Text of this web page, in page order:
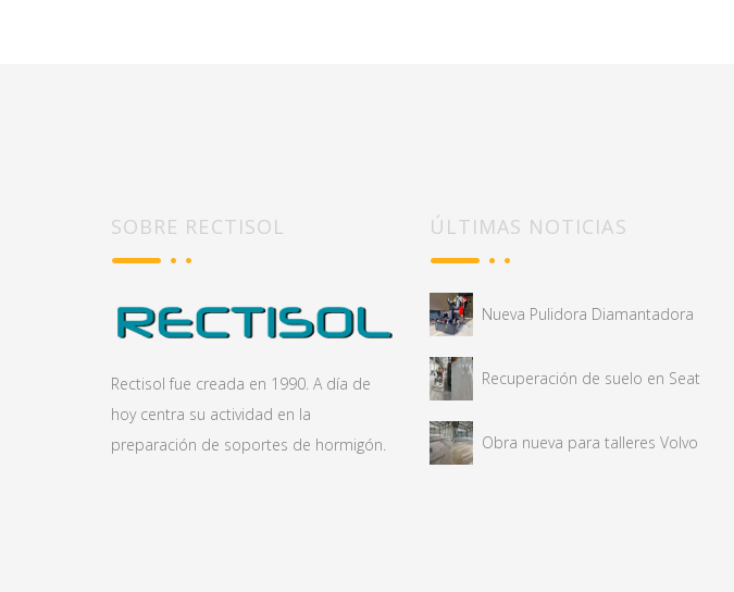
SOBRE RECTISOL
Rectisol fue creada en 1990. A día de
hoy centra su actividad en la
preparación de soportes de hormigón.
ÚLTIMAS NOTICIAS
Nueva Pulidora Diamantadora
Recuperación de suelo en Seat
Obra nueva para talleres Volvo